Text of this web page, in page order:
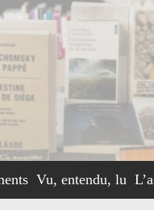
Vu, entendu, lu